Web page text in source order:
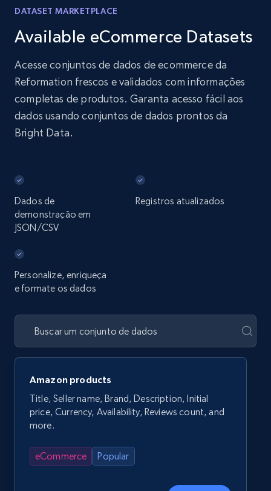
DATASET MARKETPLACE
Available eCommerce Datasets
Acesse conjuntos de dados de ecommerce da
Reformation frescos e validados com informações
completas de produtos. Garanta acesso fácil aos
dados usando conjuntos de dados prontos da
Bright Data.
Dados de
demonstração em
JSON/CSV
Registros atualizados
Personalize, enriqueça
e formate os dados
Amazon products
Title, Seller name, Brand, Description, Initial
price, Currency, Availability, Reviews count, and
more.
eCommerce Popular